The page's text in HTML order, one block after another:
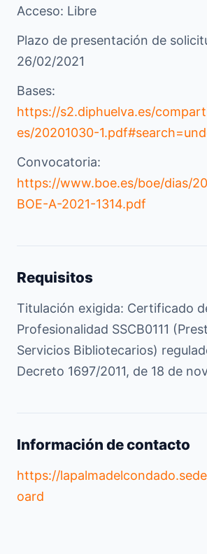
Acceso: Libre
Plazo de presentación de
26/02/2021
Bases:
https://s2.diphuelva.es/
es/20201030-
Convocatoria:
https://www.boe.es/boe/dias/
BOE-A-2021-1314.pdf
Requisitos
Titulación exigida: Certificado
Profesionalidad SSCB0111
Servicios Bibliotecarios)
Decreto 1697/2011, de 18 de
Información de contacto
https://
oard